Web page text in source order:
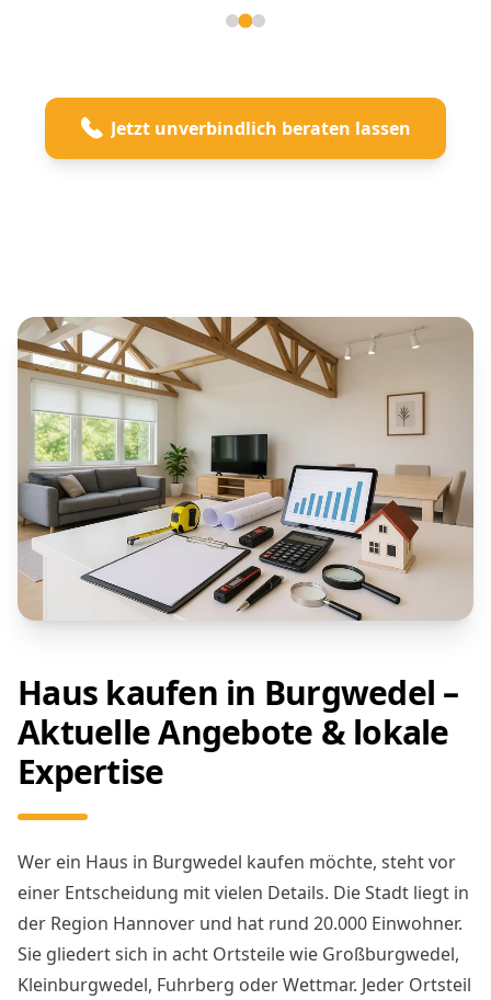
Jetzt unverbindlich beraten lassen
Haus kaufen in Burgwedel –
Aktuelle Angebote & lokale
Expertise
Wer ein Haus in Burgwedel kaufen möchte, steht vor
einer Entscheidung mit vielen Details. Die Stadt liegt in
der Region Hannover und hat rund 20.000 Einwohner.
Sie gliedert sich in acht Ortsteile wie Großburgwedel,
Kleinburgwedel, Fuhrberg oder Wettmar. Jeder Ortsteil